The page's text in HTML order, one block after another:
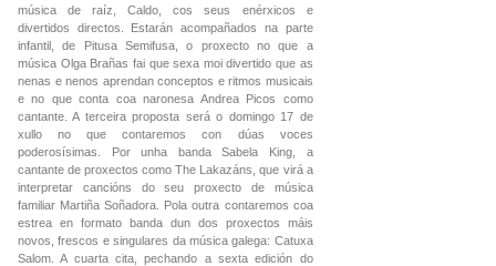
música de raíz, Caldo, cos seus enérxicos e
divertidos directos. Estarán acompañados na parte
infantil, de Pitusa Semifusa, o proxecto no que a
música Olga Brañas fai que sexa moi divertido que as
nenas e nenos aprendan conceptos e ritmos musicais
e no que conta coa naronesa Andrea Picos como
cantante. A terceira proposta será o domingo 17 de
xullo no que contaremos con dúas voces
poderosísimas. Por unha banda Sabela King, a
cantante de proxectos como The Lakazáns, que virá a
interpretar cancións do seu proxecto de música
familiar Martiña Soñadora. Pola outra contaremos coa
estrea en formato banda dun dos proxectos máis
novos, frescos e singulares da música galega: Catuxa
Salom. A cuarta cita, pechando a sexta edición do